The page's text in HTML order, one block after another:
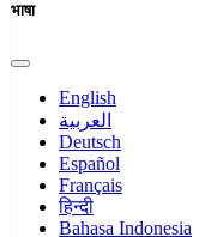
भाषा
English
العربية
Deutsch
Español
Français
हिन्दी
Bahasa Indonesia